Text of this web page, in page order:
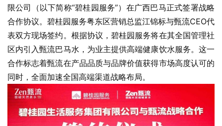
限公司（以下简称“碧桂园服务”）在广西巴马正式签署战略
合作协议。碧桂园服务粤东区营销总监江锦标与甄流CEO代
表双方现场签约。根据协议，碧桂园服务将在其全国管理社
区内引入甄流巴马水，为业主提供高端健康饮水服务。这一
合作标志着甄流在产品品质与品牌价值获得市场高度认可的
同时，全面加速全国高端渠道战略布局。